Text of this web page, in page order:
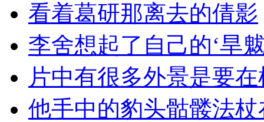
看着葛研那离去的倩影
李舍想起了自己的‘旱
片中有很多外景是要
他手中的豹头骷髅法